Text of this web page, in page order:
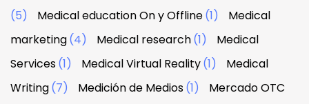
(5)
Medical education On y Offline(1)
Medical
marketing(4) Medical research(1)
Medical
Services(1) Medical Virtual Reality(1)
Medical
Writing(7) Medición de Medios(1)
Mercado OTC